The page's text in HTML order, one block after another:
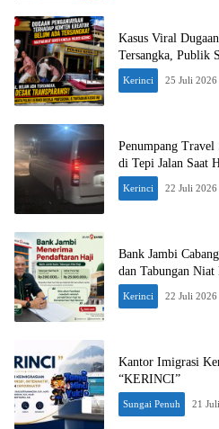
Kasus Viral
Tersangka, Publik
Kerinci 25 Juli 2026
Penumpang
di Tepi Jalan Saat
Kerinci 22 Juli 2026
Bank Jambi
dan Tabungan Niat
Kerinci 22 Juli 2026
Kantor Imigrasi
“KERINCI”
Sungai Penuh 21